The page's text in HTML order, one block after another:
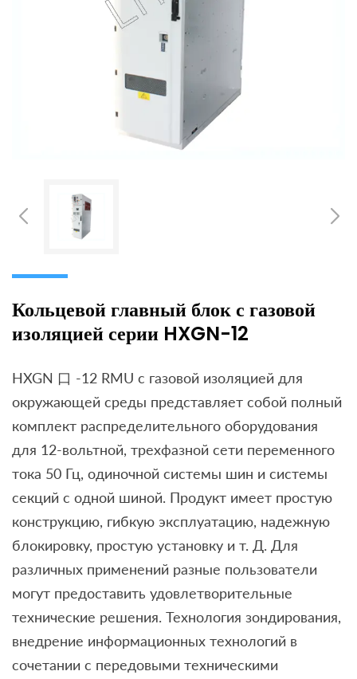
Кольцевой главный блок с газовой
изоляцией серии HXGN-12
HXGN 口 -12 RMU с газовой изоляцией для
окружающей среды представляет собой полный
комплект распределительного оборудования
для 12-вольтной, трехфазной сети переменного
тока 50 Гц, одиночной системы шин и системы
секций с одной шиной. Продукт имеет простую
конструкцию, гибкую эксплуатацию, надежную
блокировку, простую установку и т. Д. Для
различных применений разные пользователи
могут предоставить удовлетворительные
технические решения. Технология зондирования,
внедрение информационных технологий в
сочетании с передовыми техническими